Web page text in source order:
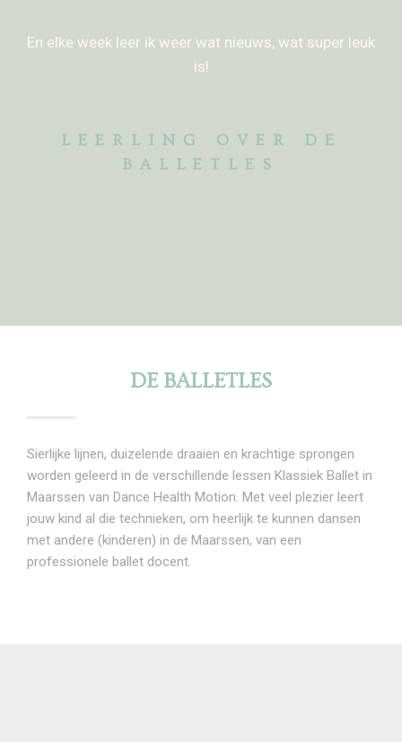
En elke week leer ik weer wat nieuws, wat super leuk
is!
LEERLING OVER DE
BALLETLES
DE BALLETLES
Sierlijke lijnen, duizelende draaien en krachtige sprongen
worden geleerd in de verschillende lessen Klassiek Ballet in
Maarssen van Dance Health Motion. Met veel plezier leert
jouw kind al die technieken, om heerlijk te kunnen dansen
met andere (kinderen) in de Maarssen, van een
professionele ballet docent.